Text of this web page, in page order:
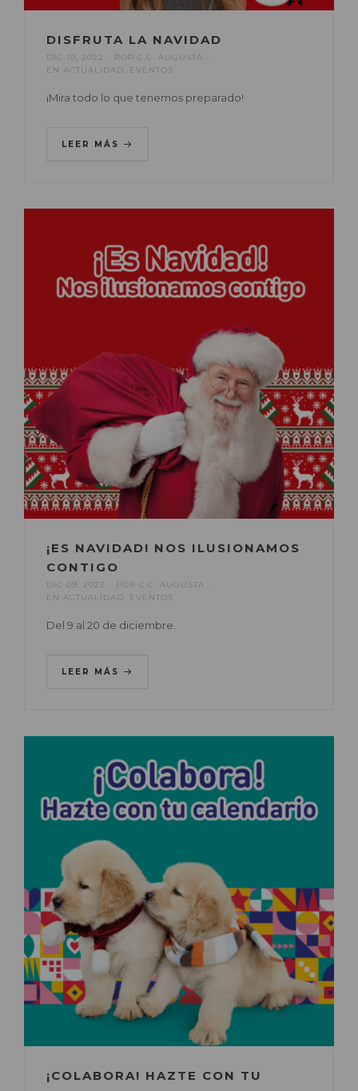
DISFRUTA LA NAVIDAD
DIC 10, 2022 POR C.C. AUGUSTA
EN ACTUALIDAD EVENTOS
¡Mira todo lo que tenemos preparado!
LEER MÁS
¡ES NAVIDAD! NOS ILUSIONAMOS
CONTIGO
DIC 09, 2022 POR C.C. AUGUSTA
EN ACTUALIDAD EVENTOS
Del 9 al 20 de diciembre.
LEER MÁS
¡COLABORA! HAZTE CON TU